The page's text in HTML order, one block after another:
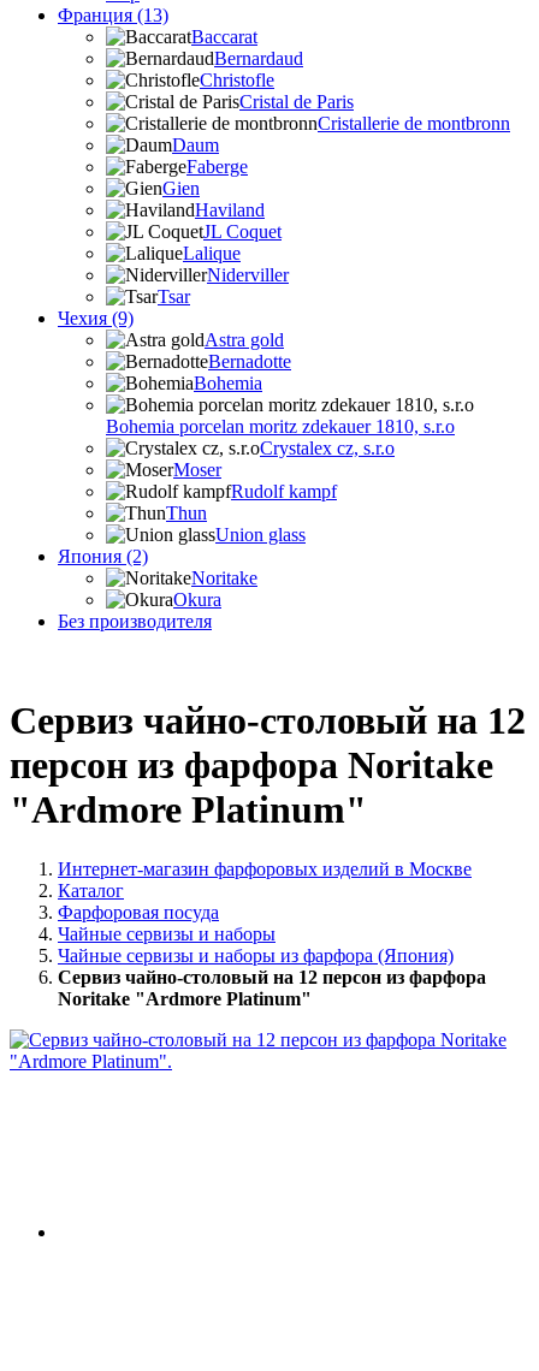
Франция (13)
Baccarat
Bernardaud
Christofle
Cristal de Paris
Cristallerie de montbronn
Daum
Faberge
Gien
Haviland
JL Coquet
Lalique
Niderviller
Tsar
Чехия (9)
Astra gold
Bernadotte
Bohemia
Bohemia porcelan moritz zdekauer 1810, s.r.o
Crystalex cz, s.r.o
Moser
Rudolf kampf
Thun
Union glass
Япония (2)
Noritake
Okura
Без производителя
Сервиз чайно-столовый на 12
персон из фарфора Noritake
"Ardmore Platinum"
Интернет-магазин фарфоровых изделий в Москве
Каталог
Фарфоровая посуда
Чайные сервизы и наборы
Чайные сервизы и наборы из фарфора (Япония)
Сервиз чайно-столовый на 12 персон из фарфора
Noritake "Ardmore Platinum"